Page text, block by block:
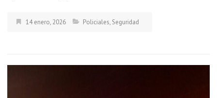
14 enero, 2026 Policiales, Seguridad